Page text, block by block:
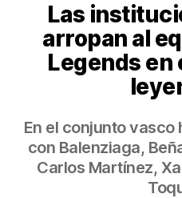
Las
arropan al
Legends en
En el conjunto vasco
con Balenziaga,
Carlos Martínez,